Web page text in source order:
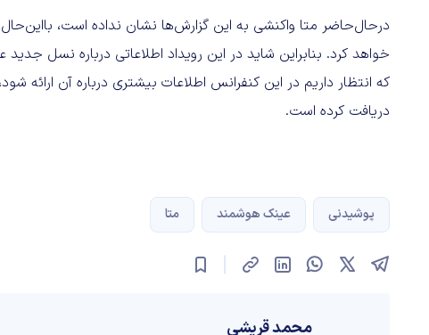
خواهد کرد. بنابراین شاید در این رویداد اطلاعاتی درباره نسل
دریافت کرده است.
پوشیدنی عینک هوشمند متا
محمد قریشی